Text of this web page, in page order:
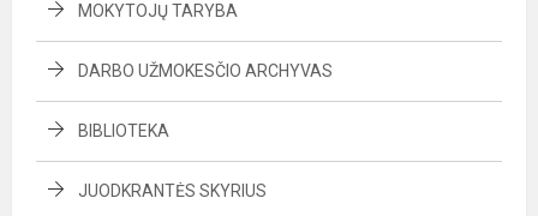
MOKYTOJŲ TARYBA
DARBO UŽMOKESČIO ARCHYVAS
BIBLIOTEKA
JUODKRANTĖS SKYRIUS